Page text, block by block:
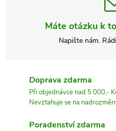
Máte otázku k
Napište nám.
Doprava zdarma
Při objednávce nad 5 000,-
Nevztahuje se na
Poradenství zdarma